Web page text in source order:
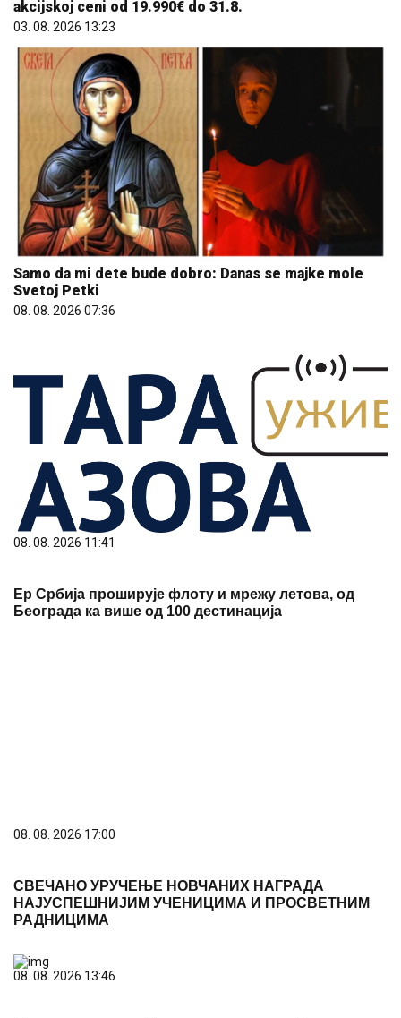
akcijskoj ceni od 19.990€ do 31.8.
03. 08. 2026 13:23
Samo da mi dete bude dobro: Danas se majke mole
Svetoj Petki
08. 08. 2026 07:36
08. 08. 2026 11:41
Ер Србија проширује флоту и мрежу летова, од
Београда ка више од 100 дестинација
08. 08. 2026 17:00
СВЕЧАНО УРУЧЕЊЕ НОВЧАНИХ НАГРАДА
НАЈУСПЕШНИЈИМ УЧЕНИЦИМА И ПРОСВЕТНИМ
РАДНИЦИМА
08. 08. 2026 13:46